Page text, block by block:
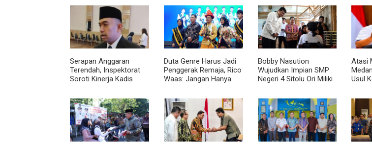
Serapan Anggaran
Terendah, Inspektorat
Soroti Kinerja Kadis
Duta Genre Harus Jadi
Penggerak Remaja, Rico
Waas: Jangan Hanya
Bobby Nasution
Wujudkan Impian SMP
Negeri 4 Sitolu Ori Miliki
Atasi
Usul
Jalur